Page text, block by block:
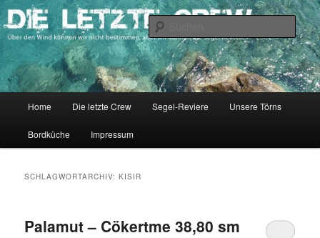
Zum
primären
Inhalt
Zum
sekundären
Inhalt
DIE LETZTE CREW
Über den Wind können wir nicht bestimmen, aber wir können die Segel
richten.
Home Die letzte Crew Segel-Reviere Unsere Törns
Bordküche Impressum
SCHLAGWORTARCHIV:KISIR
Palamut – Cökertme 38,80 sm